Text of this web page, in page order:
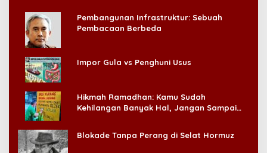
Pembangunan Infrastruktur: Sebuah
Pembacaan Berbeda
Impor Gula vs Penghuni Usus
Hikmah Ramadhan: Kamu Sudah
Kehilangan Banyak Hal, Jangan Sampai
Blokade Tanpa Perang di Selat Hormuz